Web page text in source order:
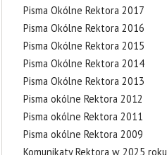
Pisma Okólne Rektora 2017
Pisma Okólne Rektora 2016
Pisma Okólne Rektora 2015
Pisma Okólne Rektora 2014
Pisma Okólne Rektora 2013
Pisma okólne Rektora 2012
Pisma okólne Rektora 2011
Pisma okólne Rektora 2009
Komunikaty Rektora w 2025 roku